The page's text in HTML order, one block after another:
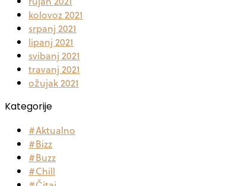
kolovoz 2021
srpanj 2021
lipanj 2021
svibanj 2021
travanj 2021
ožujak 2021
Kategorije
#Aktualno
#Bizz
#Buzz
#Chill